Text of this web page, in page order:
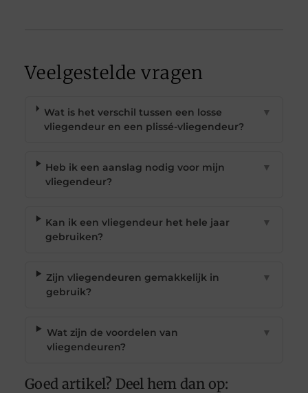
Veelgestelde vragen
Wat is het verschil tussen een losse
vliegendeur en een plissé-vliegendeur?
▼
Heb ik een aanslag nodig voor mijn
vliegendeur?
▼
Kan ik een vliegendeur het hele jaar
gebruiken?
▼
Zijn vliegendeuren gemakkelijk in
gebruik?
▼
Wat zijn de voordelen van
vliegendeuren?
▼
Goed artikel? Deel hem dan op: